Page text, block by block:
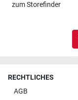
zumStorefinder
RECHTLICHES
AGB